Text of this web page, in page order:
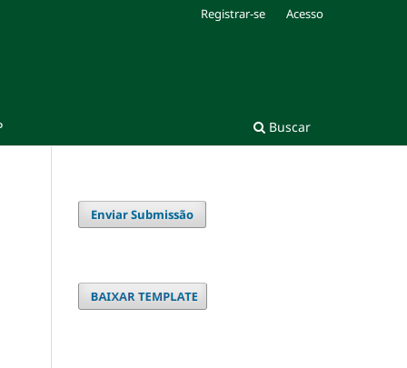
Buscar
Registrar-se Acesso
Enviar Submissão